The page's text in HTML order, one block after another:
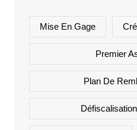
Mise En Gage
Premier
Plan De